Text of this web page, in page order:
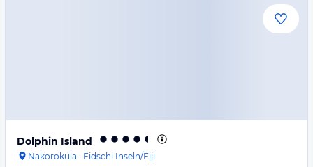
Dolphin Island
Nakorokula · Fidschi Inseln/Fiji